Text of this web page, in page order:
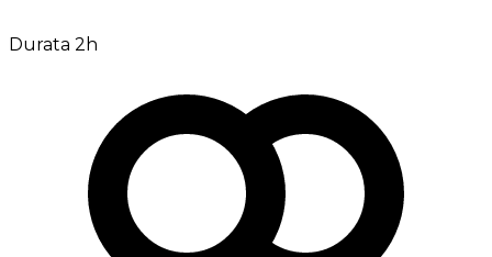
Durata 2h